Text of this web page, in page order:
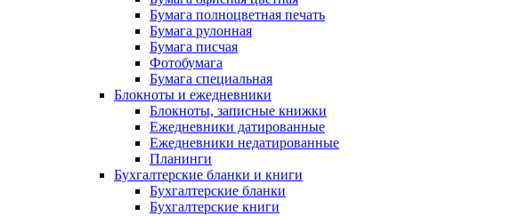
Бумага полноцветная печать
Бумага рулонная
Бумага писчая
Фотобумага
Бумага специальная
Блокноты и ежедневники
Блокноты, записные книжки
Ежедневники датированные
Ежедневники недатированные
Планинги
Бухгалтерские бланки и книги
Бухгалтерские бланки
Бухгалтерские книги